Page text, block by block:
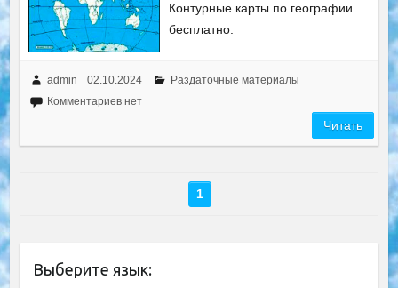
Контурные карты по географии
бесплатно.
admin 02.10.2024
Раздаточные материалы
Комментариев нет
Читать
1
Выберите язык: